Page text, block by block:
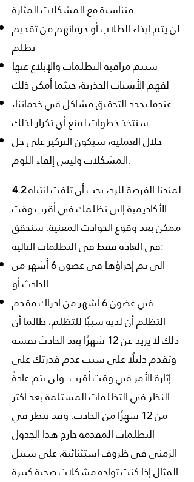
متناسبة مع المشكلات المثارة
لن يتم إيذاء الطلاب أو حرمانهم من تقديم
تظلم
ستتم مراقبة التظلمات والإبلاغ عنها
لفهم الأسباب الجذرية، حيثما أمكن ذلك
عندما يحدد التحقيق مشاكل في خدماتنا،
سنتخذ خطوات لمنع أي تكرار لذلك
خلال العملية، سيكون التركيز على حل
المشكلات وليس إلقاء اللوم.
4.2لمنحنا الفرصة للرد، يجب أن تلفت انتباه
الأكاديمية إلى تظلمك في أقرب وقت
ممكن بعد وقوع الحوادث المعنية. سنحقق
في العادة فقط في التظلمات التالية:
الي تم إجراؤها في غضون 6 أشهر من
الحادث أو
في غضون 6 أشهر من إدراك مقدم
التظلم أن لديه سببًا للتظلم، طالما أن
ذلك لا يزيد عن 12 شهرًا بعد الحادث نفسه
وتقدم دليلًا على سبب عدم قدرتك على
إثارة الأمر في وقت أقرب. ولن يتم عادةً
النظر في التظلمات المستلمة بعد أكثر
من 12 شهرًا من الحادث. وقد ننظر في
التظلمات المقدمة خارج هذا الجدول
الزمني في ظروف استثنائية، على سبيل
المثال إذا كنت تواجه مشكلات صحية كبيرة.